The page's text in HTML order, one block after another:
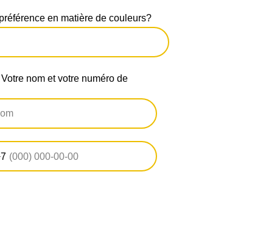
en matière de couleurs?
nom et votre numéro de